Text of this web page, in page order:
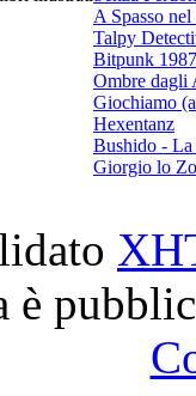
A Spasso
Talpy
Bitpunk 1987
Ombre dagli
Giochiamo
Hexentanz
Bushido -
Giorgio lo
è